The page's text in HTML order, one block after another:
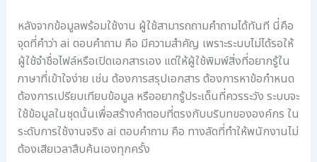
หลังจากข้อมูลพร้อมใช้งาน ผู้ใช้สามารถถามคำถามได้ทันที นี่คือ
จุดที่คำว่า ai ตอบคําถาม คือ มีความสำคัญ เพราะระบบไม่ได้รอให้
ผู้ใช้จำชื่อไฟล์หรือเปิดเอกสารเอง แต่ให้ผู้ใช้พิมพ์สิ่งที่อยากรู้ใน
ภาษาที่เข้าใจง่าย เช่น ต้องการสรุปเอกสาร ต้องการหาข้อกำหนด
ต้องการเปรียบเทียบข้อมูล หรืออยากรู้ประเด็นที่ควรระวัง ระบบจะ
ใช้ข้อมูลในชุดนั้นเพื่อสร้างคำตอบที่ตรงกับบริบทขององค์กร ใน
ระดับการใช้งานจริง ai ตอบคําถาม คือ ทางลัดที่ทำให้พนักงานไม่
ต้องเสียเวลาสืบค้นเองทุกครั้ง